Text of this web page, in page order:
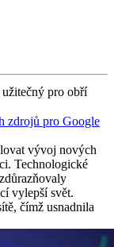
pro obří
zdrojů pro Google
vývoj nových
Technologické
vylepší svět.
čímž usnadnila